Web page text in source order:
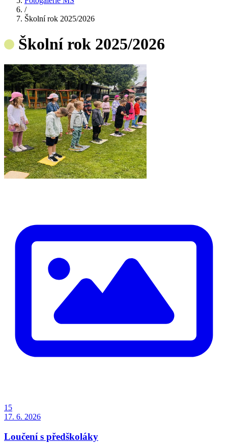
/
Školní rok 2025/2026
Školní rok 2025/2026
15
17. 6. 2026
Loučení s předškoláky